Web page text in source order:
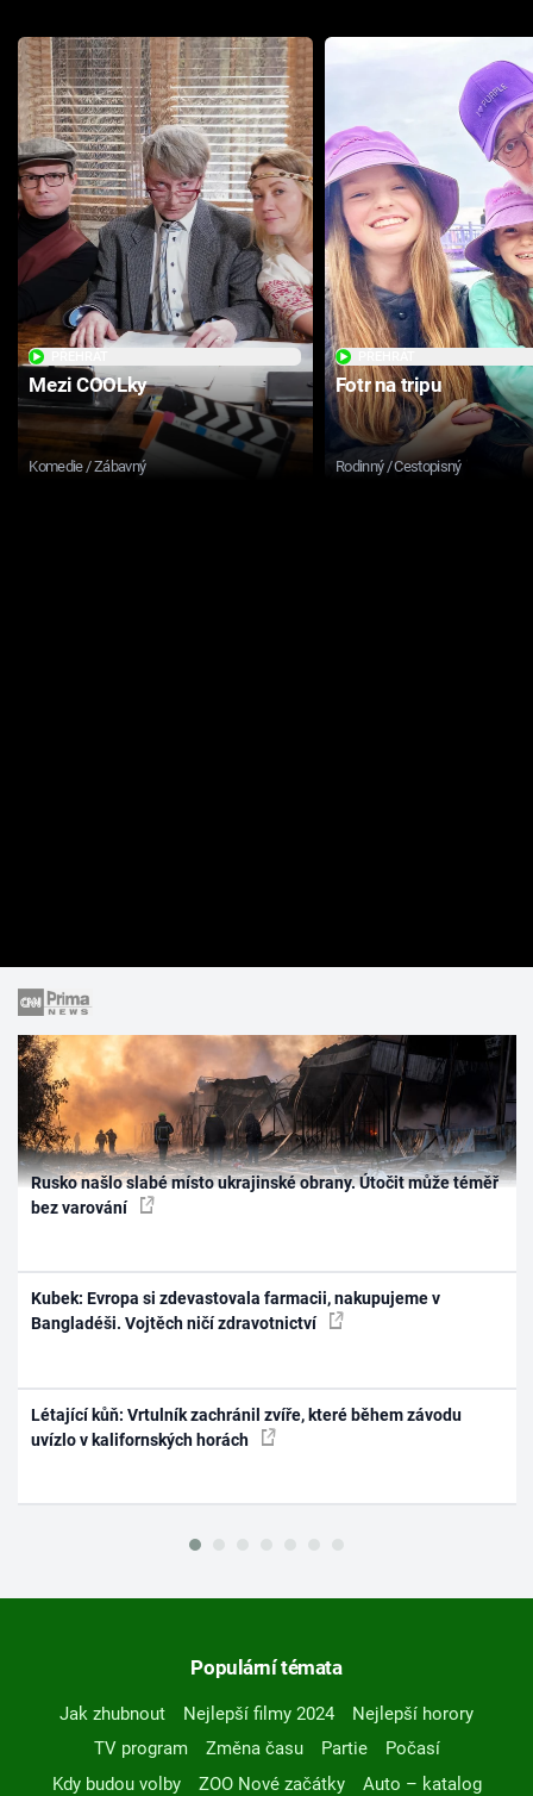
Mezi COOLky
Komedie / Zábavný
Fotr na tripu
Rodinný / Cestopisný
Rusko našlo slabé místo ukrajinské obrany. Útočit může téměř
bez varování
Kubek: Evropa si zdevastovala farmacii, nakupujeme v
Bangladéši. Vojtěch ničí zdravotnictví
Létající kůň: Vrtulník zachránil zvíře, které během závodu
uvízlo v kalifornských horách
Populární témata
Jak zhubnout Nejlepší filmy 2024
Nejlepší horory
TV program
Změna času Partie
Počasí
Kdy budou volby
ZOO Nové začátky
Auto – katalog